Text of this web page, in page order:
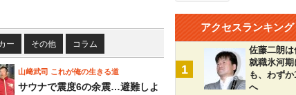
ー その他 コラム
山﨑武司 これが俺の生きる道
サウナで震度6の余震…避難しよ
アクセスランキング
1
佐藤二朗
就職氷河
も、わず
へ